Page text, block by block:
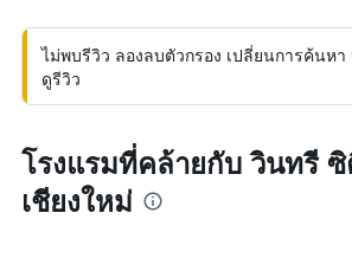
ไม่พบรีวิว ลองลบตัวกรอง เปลี่ยนการค้นหา
ดูรีวิว
โรงแรมที่คล้ายกับ วินทรี
เชียงใหม่